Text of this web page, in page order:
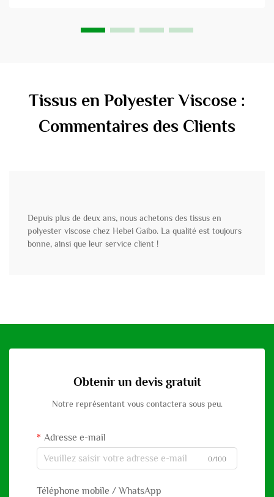
Tissus en Polyester Viscose :
Commentaires des Clients
Depuis plus de deux ans, nous achetons des tissus en
polyester viscose chez Hebei Gaibo. La qualité est toujours
bonne, ainsi que leur service client !
Obtenir un devis gratuit
Notre représentant vous contactera sous peu.
Adresse e-mail
0/100
Téléphone mobile / WhatsApp